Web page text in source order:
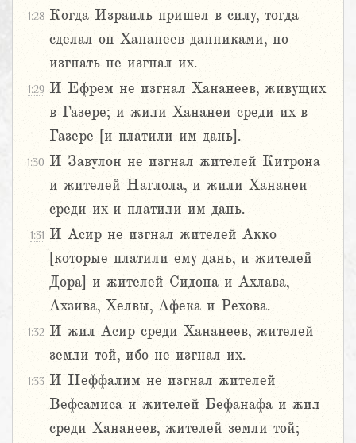
1:28 Когда Израиль пришел в силу, тогда
сделал он Хананеев данниками, но
изгнать не изгнал их.
1:29 И Ефрем не изгнал Хананеев, живущих
в Газере; и жили Хананеи среди их в
Газере [и платили им дань].
1:30 И Завулон не изгнал жителей Китрона
и жителей Наглола, и жили Хананеи
среди их и платили им дань.
1:31 И Асир не изгнал жителей Акко
[которые платили ему дань, и жителей
Дора] и жителей Сидона и Ахлава,
Ахзива, Хелвы, Афека и Рехова.
1:32 И жил Асир среди Хананеев, жителей
земли той, ибо не изгнал их.
1:33 И Неффалим не изгнал жителей
Вефсамиса и жителей Бефанафа и жил
среди Хананеев, жителей земли той;